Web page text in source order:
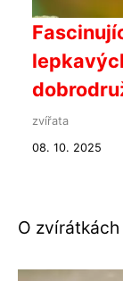
zvířata
08. 10. 2025
O zvírátkách